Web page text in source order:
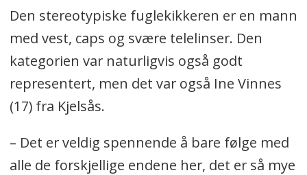
Den stereotypiske fuglekikkeren er en mann
med vest, caps og svære telelinser. Den
kategorien var naturligvis også godt
representert, men det var også Ine Vinnes
(17) fra Kjelsås.
– Det er veldig spennende å bare følge med
alle de forskjellige endene her, det er så mye